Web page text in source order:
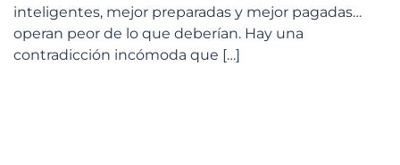
inteligentes, mejor preparadas y mejor pagadas…
operan peor de lo que deberían. Hay una
contradicción incómoda que […]